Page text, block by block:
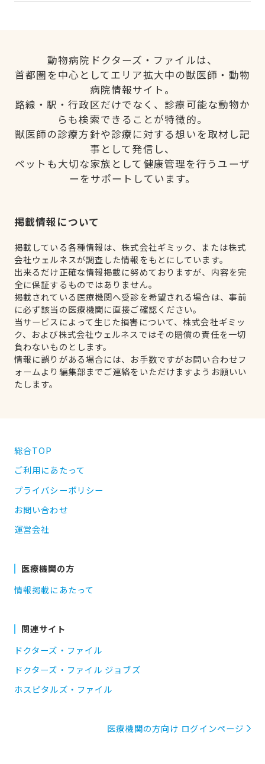
動物病院ドクターズ・ファイルは、
首都圏を中心としてエリア拡大中の獣医師・動物
病院情報サイト。
路線・駅・行政区だけでなく、診療可能な動物か
らも検索できることが特徴的。
獣医師の診療方針や診療に対する想いを取材し記
事として発信し、
ペットも大切な家族として健康管理を行うユーザ
ーをサポートしています。
掲載情報について
掲載している各種情報は、株式会社ギミック、または株式
会社ウェルネスが調査した情報をもとにしています。
出来るだけ正確な情報掲載に努めておりますが、内容を完
全に保証するものではありません。
掲載されている医療機関へ受診を希望される場合は、事前
に必ず該当の医療機関に直接ご確認ください。
当サービスによって生じた損害について、株式会社ギミッ
ク、および株式会社ウェルネスではその賠償の責任を一切
負わないものとします。
情報に誤りがある場合には、お手数ですがお問い合わせフ
ォームより編集部までご連絡をいただけますようお願いい
たします。
総合TOP
ご利用にあたって
プライバシーポリシー
お問い合わせ
運営会社
医療機関の方
情報掲載にあたって
関連サイト
ドクターズ・ファイル
ドクターズ・ファイル ジョブズ
ホスピタルズ・ファイル
医療機関の方向け ログインページ